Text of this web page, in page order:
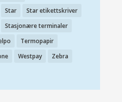
Star
Star etikettskriver
Stasjonære terminaler
Termopapir
Westpay
Zebra